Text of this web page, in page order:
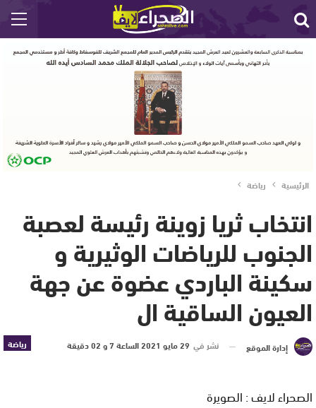
الرئيسية رياضة
انتخاب ثريا زوينة رئيسة لعصبة
الجنوب للرياضات الوثيرية و
سكينة الباردي عضوة عن جهة
العيون الساقية ال
رياضة إدارة الموقع نشر في 29 مايو 2021 الساعة 7 و 02 دقيقة
الصحراء لايف : الصويرة